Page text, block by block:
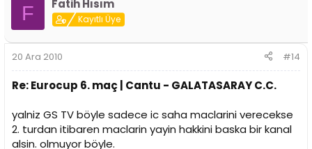
F Fatih Hısım
Kayıtlı Üye
20 Ara 2010 #14
Re: Eurocup 6. maç | Cantu - GALATASARAY C.C.
yalniz GS TV böyle sadece ic saha maclarini verecekse
2. turdan itibaren maclarin yayin hakkini baska bir kanal
alsin. olmuyor böyle.